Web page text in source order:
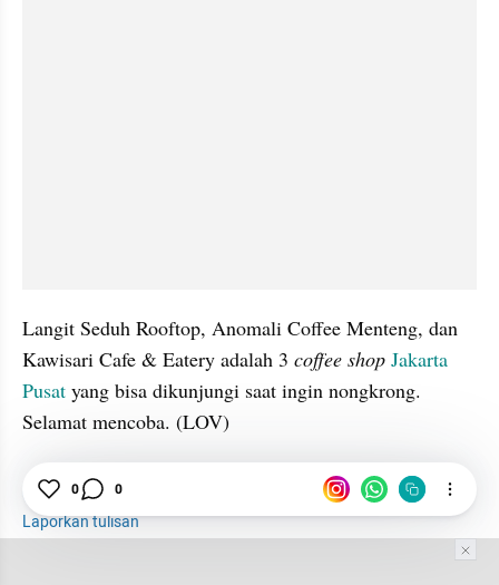
Langit Seduh Rooftop, Anomali Coffee Menteng, dan
Kawisari Cafe & Eatery adalah 3 coffee shop Jakarta
Pusat yang bisa dikunjungi saat ingin nongkrong.
Selamat mencoba. (LOV)
Coffee Shop
Jakarta Pusat
Laporkan tulisan
0 0